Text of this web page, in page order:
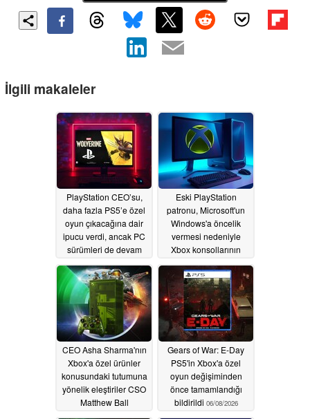
İlgili makaleler
PlayStation CEO’su,
daha fazla PS5’e özel
oyun çıkacağına dair
ipucu verdi, ancak PC
sürümleri de devam
06/19/2026
Eski PlayStation
patronu, Microsoft'un
Windows'a öncelik
vermesi nedeniyle
Xbox konsollarının
ima etti06/13/2026
CEO Asha Sharma'nın
Xbox'a özel ürünler
konusundaki tutumuna
yönelik eleştiriler CSO
Matthew Ball
Gears of War: E-Day
PS5'in Xbox'a özel
oyun değişiminden
önce tamamlandığı
bildirildi 06/08/2026